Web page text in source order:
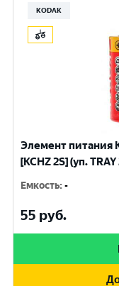
KODAK
Элемент питания
[KCHZ 2S] (уп.
Емкость:-
55 руб.